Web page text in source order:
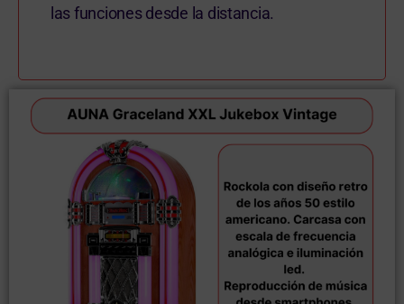
las funciones desde la distancia.